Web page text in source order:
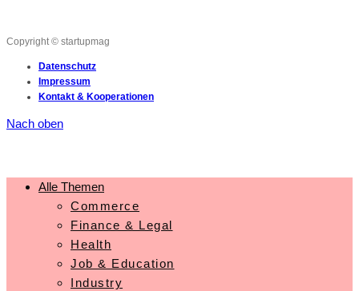
Copyright © startupmag
Datenschutz
Impressum
Kontakt & Kooperationen
Nach oben
Alle Themen
Commerce
Finance & Legal
Health
Job & Education
Industry